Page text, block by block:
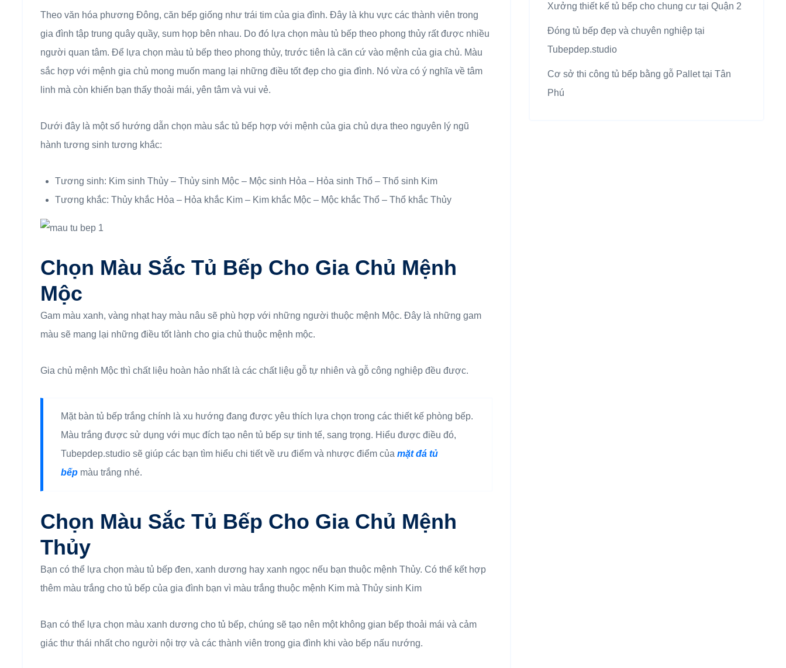
Theo văn hóa phương Đông, căn bếp giống như trái tim của gia đình. Đây là khu vực các thành viên trong
gia đình tập trung quây quầy, sum họp bên nhau. Do đó lựa chọn màu tủ bếp theo phong thủy rất được nhiều
người quan tâm. Để lựa chọn màu tủ bếp theo phong thủy, trước tiên là căn cứ vào mệnh của gia chủ. Màu
sắc hợp với mệnh gia chủ mong muốn mang lại những điều tốt đẹp cho gia đình. Nó vừa có ý nghĩa về tâm
linh mà còn khiến bạn thấy thoải mái, yên tâm và vui vẻ.
Dưới đây là một số hướng dẫn chọn màu sắc tủ bếp hợp với mệnh của gia chủ dựa theo nguyên lý ngũ
hành tương sinh tương khắc:
Tương sinh: Kim sinh Thủy – Thủy sinh Mộc – Mộc sinh Hỏa – Hỏa sinh Thổ – Thổ sinh Kim
Tương khắc: Thủy khắc Hỏa – Hỏa khắc Kim – Kim khắc Mộc – Mộc khắc Thổ – Thổ khắc Thủy
Chọn Màu Sắc Tủ Bếp Cho Gia Chủ Mệnh
Mộc
Gam màu xanh, vàng nhạt hay màu nâu sẽ phù hợp với những người thuộc mệnh Mộc. Đây là những gam
màu sẽ mang lại những điều tốt lành cho gia chủ thuộc mệnh mộc.
Gia chủ mệnh Mộc thì chất liệu hoàn hảo nhất là các chất liệu gỗ tự nhiên và gỗ công nghiệp đều được.
Mặt bàn tủ bếp trắng chính là xu hướng đang được yêu thích lựa chọn trong các thiết kế phòng bếp.
Màu trắng được sử dụng với mục đích tạo nên tủ bếp sự tinh tế, sang trọng. Hiểu được điều đó,
Tubepdep.studio sẽ giúp các bạn tìm hiểu chi tiết về ưu điểm và nhược điểm của mặt đá tủ
bếp màu trắng nhé.
Chọn Màu Sắc Tủ Bếp Cho Gia Chủ Mệnh
Thủy
Bạn có thể lựa chọn màu tủ bếp đen, xanh dương hay xanh ngọc nếu bạn thuộc mệnh Thủy. Có thể kết hợp
thêm màu trắng cho tủ bếp của gia đình bạn vì màu trắng thuộc mệnh Kim mà Thủy sinh Kim
Bạn có thể lựa chọn màu xanh dương cho tủ bếp, chúng sẽ tạo nên một không gian bếp thoải mái và cảm
giác thư thái nhất cho người nội trợ và các thành viên trong gia đình khi vào bếp nấu nướng.
Xưởng thiết kế tủ bếp cho chung cư tại Quận 2
Đóng tủ bếp đẹp và chuyên nghiệp tại
Tubepdep.studio
Cơ sở thi công tủ bếp bằng gỗ Pallet tại Tân
Phú